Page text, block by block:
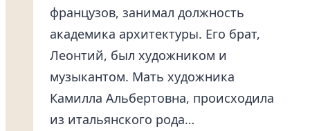
французов, занимал должность
академика архитектуры. Его брат,
Леонтий, был художником и
музыкантом. Мать художника
Камилла Альбертовна, происходила
из итальянского рода…